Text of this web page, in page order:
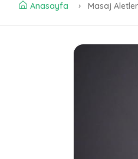
Anasayfa Masaj